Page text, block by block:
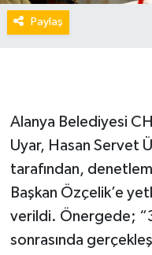
Paylaş
Alanya Belediyesi
Uyar, Hasan Servet
tarafından,
Başkan Özçelik’e
verildi. Önergede;
sonrasında